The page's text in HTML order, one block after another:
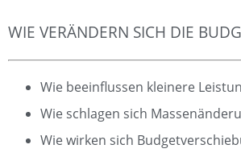
WIE VERÄNDERN SICH DIE
Wie beeinﬂussen kleinere
Wie schlagen sich
Wie wirken sich